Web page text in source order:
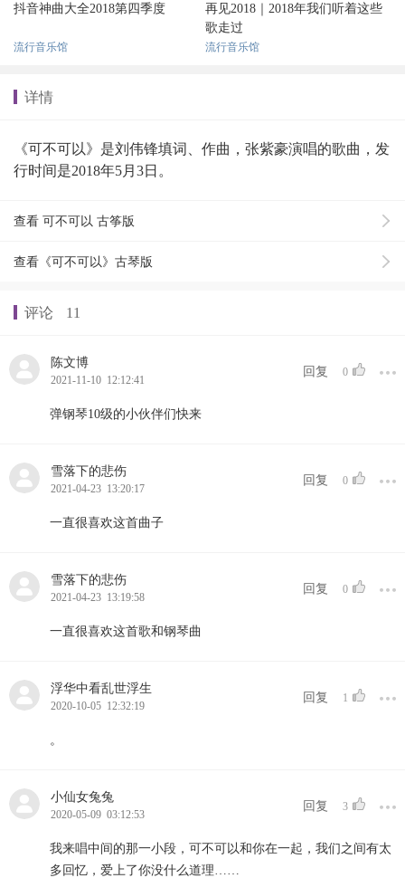
抖音神曲大全2018第四季度
流行音乐馆
再见2018｜2018年我们听着这些
歌走过
流行音乐馆
详情
《可不可以》是刘伟锋填词、作曲，张紫豪演唱的歌曲，发
行时间是2018年5月3日。
查看 可不可以 古筝版
查看《可不可以》古琴版
评论 11
陈文博
2021-11-10 12:12:41
回复 0
弹钢琴10级的小伙伴们快来
雪落下的悲伤
2021-04-23 13:20:17
回复 0
一直很喜欢这首曲子
雪落下的悲伤
2021-04-23 13:19:58
回复 0
一直很喜欢这首歌和钢琴曲
浮华中看乱世浮生
2020-10-05 12:32:19
回复 1
。
小仙女兔兔
2020-05-09 03:12:53
回复 3
我来唱中间的那一小段，可不可以和你在一起，我们之间有太
多回忆，爱上了你没什么道理……